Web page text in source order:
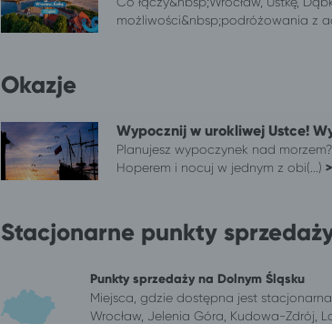
możliwości&nbsp;podróżowania z
Okazje
Wypocznij w urokliwej Ustce!
Planujesz wypoczynek nad
Hoperem i nocuj w jednym z obi(...)
Stacjonarne punkty
Punkty sprzedaży na Dolnym Śląsku
Miejsca, gdzie dostępna jest
Wrocław, Jelenia Góra, Kudowa-Zdrój,